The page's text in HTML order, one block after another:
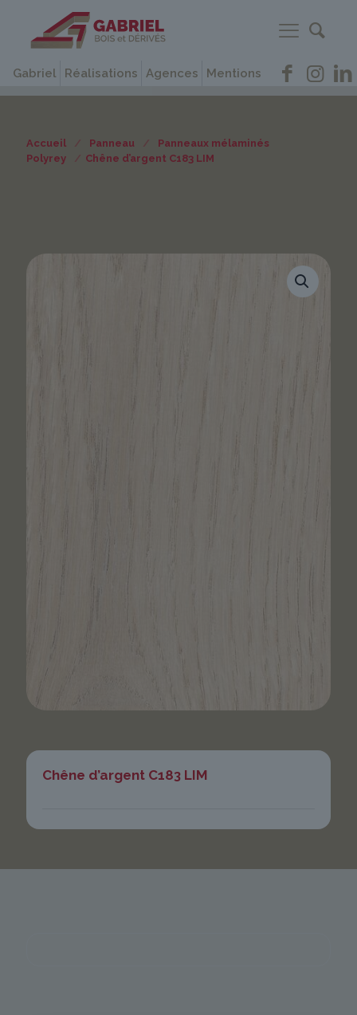
Gabriel Réalisations Agences Mentions
Accueil / Panneau /
Panneaux mélaminés
Polyrey
/ Chêne d’argent C183 LIM
Chêne d’argent C183 LIM